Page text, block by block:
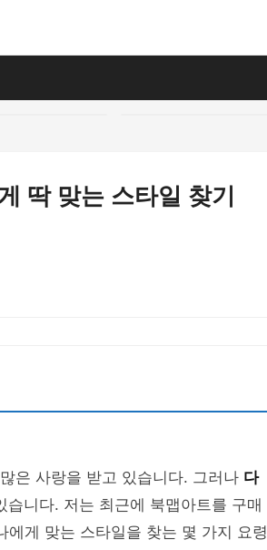
딱 맞는 스타일 찾기
은 사랑을 받고 있습니다. 그러나 다
니다. 저는 최근에 북맵아트를 구매
게 맞는 스타일을 찾는 몇 가지 요령